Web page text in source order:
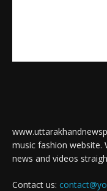
music fashion website.
news and videos
Contact us: